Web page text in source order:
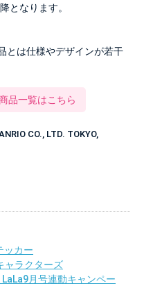
となります。
とは仕様やデザインが若干
品一覧はこちら
CO., LTD. TOKYO,
ッカー
ャラクターズ
月号連動キャンペー